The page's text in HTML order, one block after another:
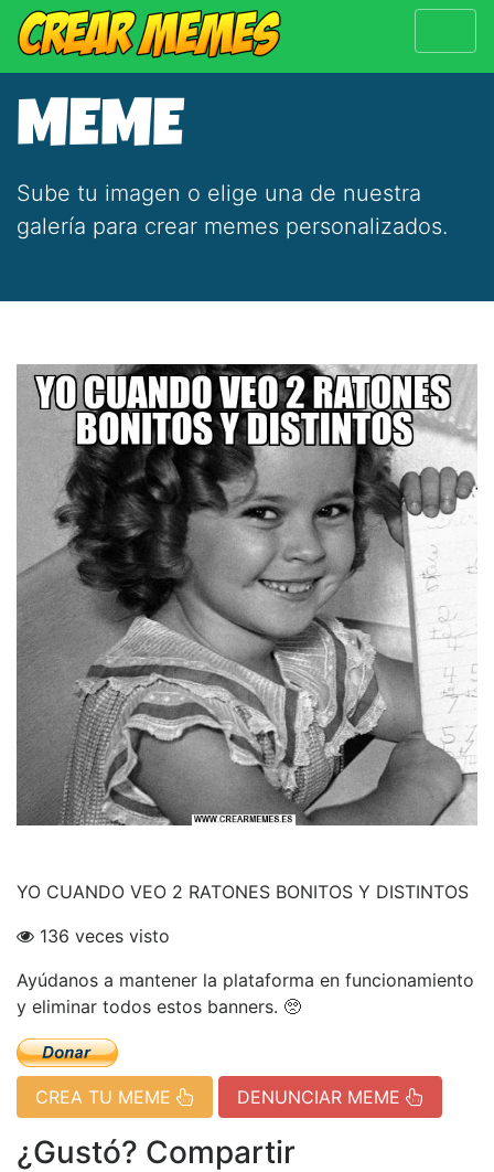
MEME
Sube tu imagen o elige una de nuestra
galería para crear memes personalizados.
YO CUANDO VEO 2 RATONES BONITOS Y DISTINTOS
136 veces visto
Ayúdanos a mantener la plataforma en funcionamiento
y eliminar todos estos banners. 🥺
CREA TU MEME DENUNCIAR MEME
¿Gustó? Compartir